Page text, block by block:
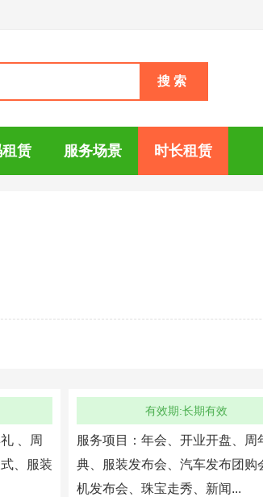
搜 索
赁 服务场景 时长租赁
、周
、服装
有效期:长期有效
服务项目：年会、开业开盘、周
典、服装发布会、汽车发布团购
机发布会、珠宝走秀、新闻...